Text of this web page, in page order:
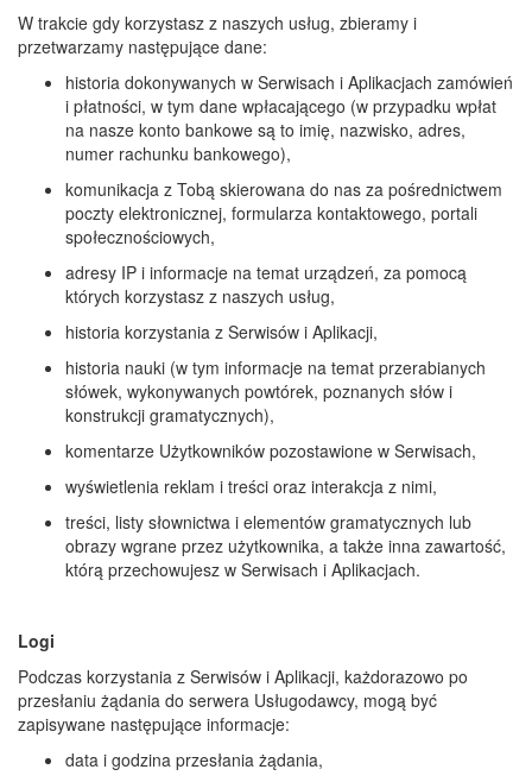
W trakcie gdy korzystasz z naszych usług, zbieramy i
przetwarzamy następujące dane:
historia dokonywanych w Serwisach i Aplikacjach zamówień
i płatności, w tym dane wpłacającego (w przypadku wpłat
na nasze konto bankowe są to imię, nazwisko, adres,
numer rachunku bankowego),
komunikacja z Tobą skierowana do nas za pośrednictwem
poczty elektronicznej, formularza kontaktowego, portali
społecznościowych,
adresy IP i informacje na temat urządzeń, za pomocą
których korzystasz z naszych usług,
historia korzystania z Serwisów i Aplikacji,
historia nauki (w tym informacje na temat przerabianych
słówek, wykonywanych powtórek, poznanych słów i
konstrukcji gramatycznych),
komentarze Użytkowników pozostawione w Serwisach,
wyświetlenia reklam i treści oraz interakcja z nimi,
treści, listy słownictwa i elementów gramatycznych lub
obrazy wgrane przez użytkownika, a także inna zawartość,
którą przechowujesz w Serwisach i Aplikacjach.
Logi
Podczas korzystania z Serwisów i Aplikacji, każdorazowo po
przesłaniu żądania do serwera Usługodawcy, mogą być
zapisywane następujące informacje:
data i godzina przesłania żądania,